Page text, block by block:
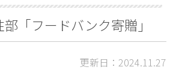
「フードバンク寄贈」
更新日：2024.11.27